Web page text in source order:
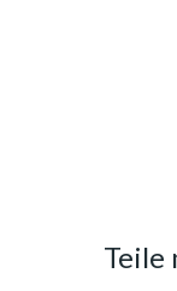
Teile